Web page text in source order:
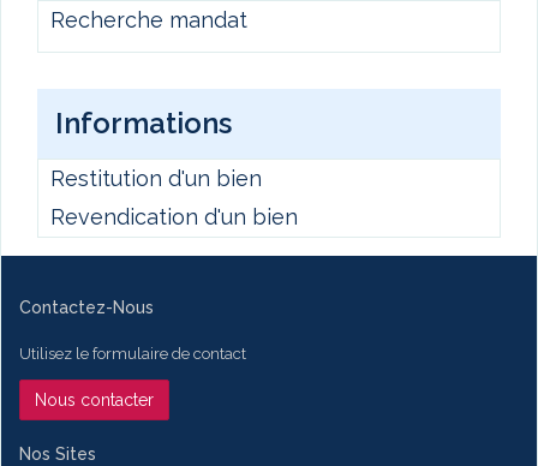
Recherche mandat
Informations
Restitution d'un bien
Revendication d'un bien
Contactez-Nous
Utilisez le formulaire de contact
Nous contacter
Nos Sites